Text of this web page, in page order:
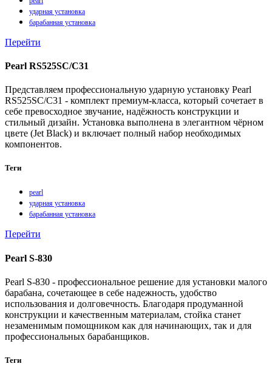
ударная установка
барабанная установка
Перейти
Pearl RS525SC/C31
Представляем профессиональную ударную установку Pearl
RS525SC/C31 - комплект премиум-класса, который сочетает в
себе превосходное звучание, надёжность конструкции и
стильный дизайн. Установка выполнена в элегантном чёрном
цвете (Jet Black) и включает полный набор необходимых
компонентов.
Теги
pearl
ударная установка
барабанная установка
Перейти
Pearl S-830
Pearl S-830 - профессиональное решение для установки малого
барабана, сочетающее в себе надежность, удобство
использования и долговечность. Благодаря продуманной
конструкции и качественным материалам, стойка станет
незаменимым помощником как для начинающих, так и для
профессиональных барабанщиков.
Теги